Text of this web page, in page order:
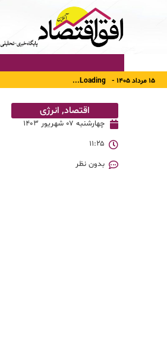
۱۵ مرداد ۱۴۰۵ - Loading...
اقتصاد, انرژی
چهارشنبه ۰۷ شهریور ۱۴۰۳
۱۱:۲۵
بدون نظر